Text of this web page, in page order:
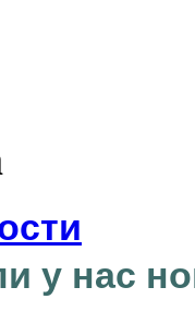
у нас